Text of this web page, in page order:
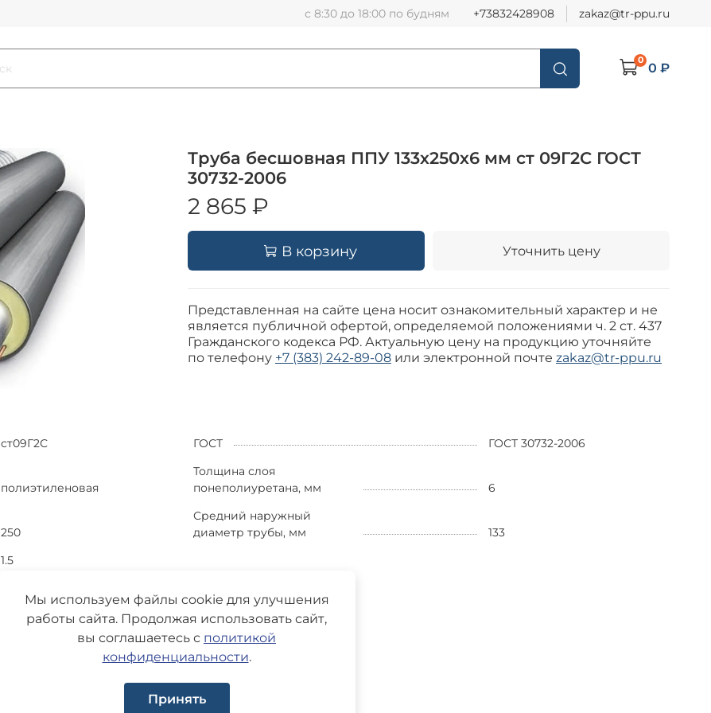
с 8:30 до 18:00 по будням +73832428908 zakaz@tr-ppu.ru
0 0 ₽
Труба бесшовная ППУ 133х250х6 мм ст 09Г2С ГОСТ
30732-2006
2 865 ₽
В корзину Уточнить цену
Представленная на сайте цена носит ознакомительный характер и не
является публичной офертой, определяемой положениями ч. 2 ст. 437
Гражданского кодекса РФ. Актуальную цену на продукцию уточняйте
по телефону +7 (383) 242-89-08 или электронной почте zakaz@tr-ppu.ru
ст09Г2С ГОСТ ГОСТ 30732-2006
полиэтиленовая
Толщина слоя
понеполиуретана, мм
6
250
Средний наружный
диаметр трубы, мм
133
1.5
Мы используем файлы cookie для улучшения
работы сайта. Продолжая использовать сайт,
вы соглашаетесь с политикой
конфиденциальности.
Принять